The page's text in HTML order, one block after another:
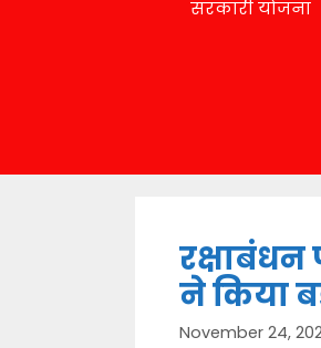
सरकारी योजना
ने किया
November 24,